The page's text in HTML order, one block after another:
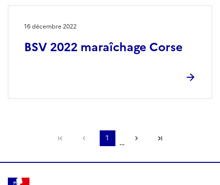
BSV 2022 maraîchage Corse
16 décembre 2022
Première pagePage précédente
1 … Page suivante